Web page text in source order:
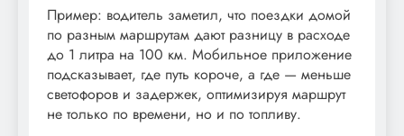
Пример: водитель заметил, что поездки домой
по разным маршрутам дают разницу в расходе
до 1 литра на 100 км. Мобильное приложение
подсказывает, где путь короче, а где — меньше
светофоров и задержек, оптимизируя маршрут
не только по времени, но и по топливу.